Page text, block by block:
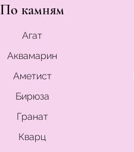
По камням
Агат
Аквамарин
Аметист
Бирюза
Гранат
Кварц